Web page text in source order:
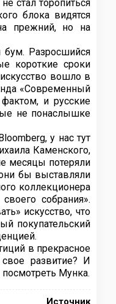
стал торопиться
блока видятся
прежний, но на
бум. Разросшийся
короткие сроки
вошло в
«Современный
и русские
не понаслышке
у нас тут
Каменского,
месяцы потеряли
бы выставляли
коллекционера
собрания».
искусство, что
покупательский
в прекрасное
развитие? И
Мунка.
Источник